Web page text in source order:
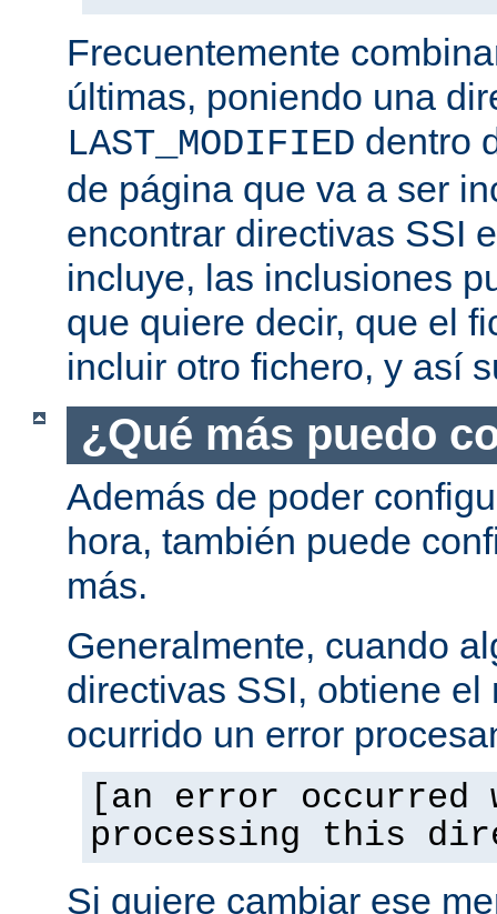
Frecuentemente
últimas, poniendo una
LAST_MODIFIED dentro
de página que va a ser
encontrar directivas SSI
incluye, las inclusiones
que quiere decir, que el
incluir otro fichero, y así
¿Qué más puedo
Además de poder
hora, también puede
más.
Generalmente, cuando
directivas SSI, obtiene el
ocurrido un error
[an error occurred
processing this
Si quiere cambiar ese